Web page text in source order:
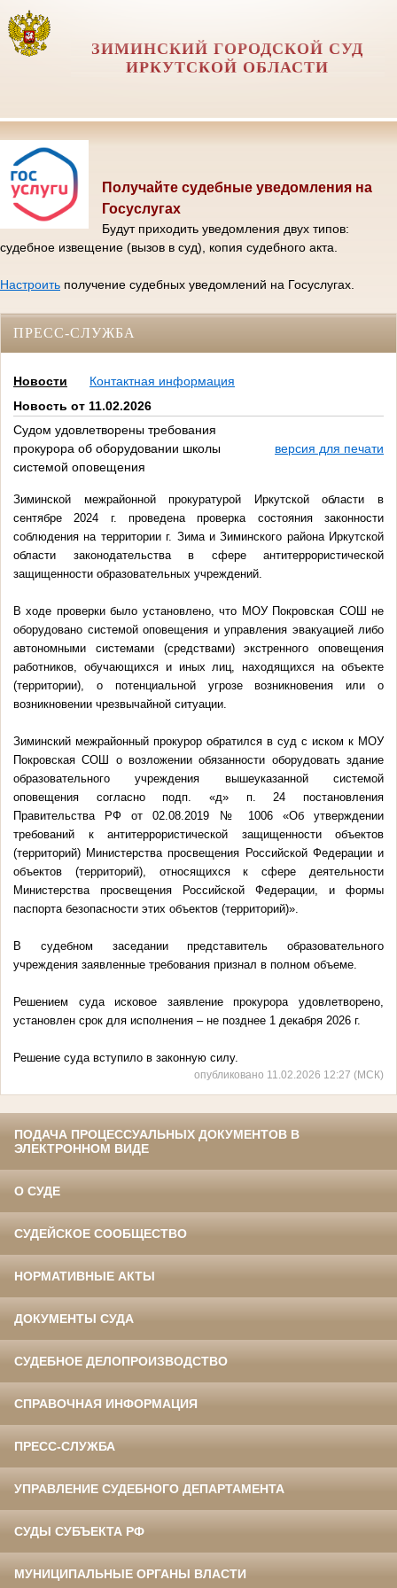
ЗИМИНСКИЙ ГОРОДСКОЙ СУД
ИРКУТСКОЙ ОБЛАСТИ
Получайте судебные уведомления на
Госуслугах
Будут приходить уведомления двух типов:
судебное извещение (вызов в суд), копия судебного акта.
Настроить получение судебных уведомлений на Госуслугах.
ПРЕСС-СЛУЖБА
Новости
Контактная информация
Новость от 11.02.2026
Судом удовлетворены требования
прокурора об оборудовании школы
системой оповещения
версия для печати
Зиминской межрайонной прокуратурой Иркутской области в
сентябре 2024 г. проведена проверка состояния законности
соблюдения на территории г. Зима и Зиминского района Иркутской
области законодательства в сфере антитеррористической
защищенности образовательных учреждений.
В ходе проверки было установлено, что МОУ Покровская СОШ не
оборудовано системой оповещения и управления эвакуацией либо
автономными системами (средствами) экстренного оповещения
работников, обучающихся и иных лиц, находящихся на объекте
(территории), о потенциальной угрозе возникновения или о
возникновении чрезвычайной ситуации.
Зиминский межрайонный прокурор обратился в суд с иском к МОУ
Покровская СОШ о возложении обязанности оборудовать здание
образовательного учреждения вышеуказанной системой
оповещения согласно подп. «д» п. 24 постановления
Правительства РФ от 02.08.2019 № 1006 «Об утверждении
требований к антитеррористической защищенности объектов
(территорий) Министерства просвещения Российской Федерации и
объектов (территорий), относящихся к сфере деятельности
Министерства просвещения Российской Федерации, и формы
паспорта безопасности этих объектов (территорий)».
В судебном заседании представитель образовательного
учреждения заявленные требования признал в полном объеме.
Решением суда исковое заявление прокурора удовлетворено,
установлен срок для исполнения – не позднее 1 декабря 2026 г.
Решение суда вступило в законную силу.
опубликовано 11.02.2026 12:27 (МСК)
ПОДАЧА ПРОЦЕССУАЛЬНЫХ ДОКУМЕНТОВ В
ЭЛЕКТРОННОМ ВИДЕ
О СУДЕ
СУДЕЙСКОЕ СООБЩЕСТВО
НОРМАТИВНЫЕ АКТЫ
ДОКУМЕНТЫ СУДА
СУДЕБНОЕ ДЕЛОПРОИЗВОДСТВО
СПРАВОЧНАЯ ИНФОРМАЦИЯ
ПРЕСС-СЛУЖБА
УПРАВЛЕНИЕ СУДЕБНОГО ДЕПАРТАМЕНТА
СУДЫ СУБЪЕКТА РФ
МУНИЦИПАЛЬНЫЕ ОРГАНЫ ВЛАСТИ